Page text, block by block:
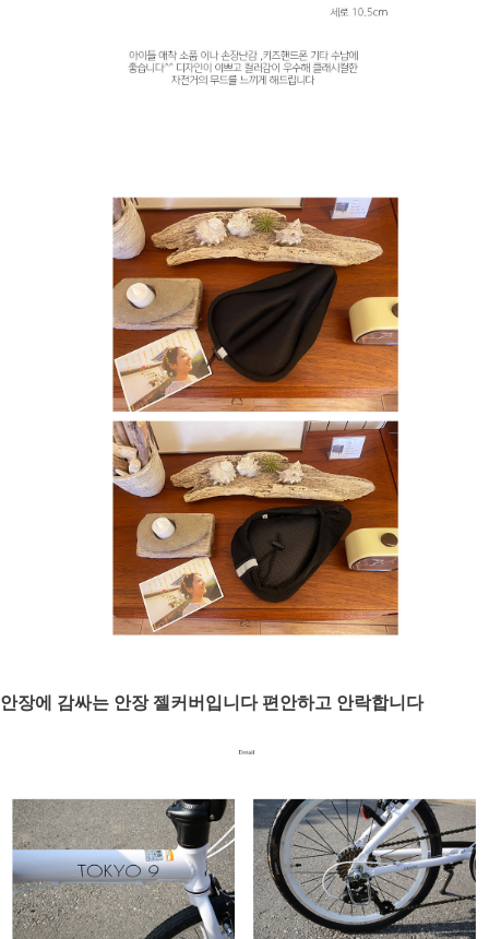
안장에 감싸는 안장 젤커버입니다 편안하고 안락합니다